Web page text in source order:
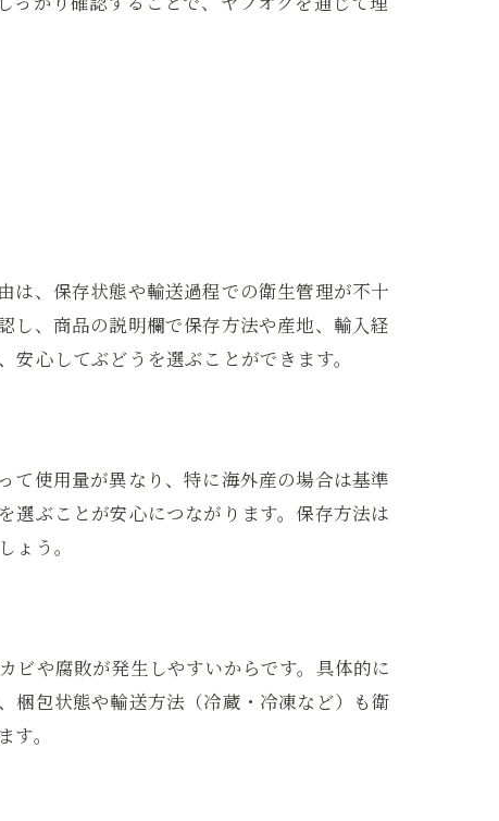
は、保存状態や輸送過程での衛生管理が不十
し、商品の説明欄で保存方法や産地、輸入経
心してぶどうを選ぶことができます。
て使用量が異なり、特に海外産の場合は基準
選ぶことが安心につながります。保存方法は
う。
ビや腐敗が発生しやすいからです。具体的に
梱包状態や輸送方法（冷蔵・冷凍など）も衛
。